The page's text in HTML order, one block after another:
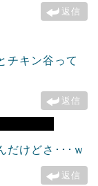
返信
チキン谷って
返信
だけどさ･･･ｗ
返信